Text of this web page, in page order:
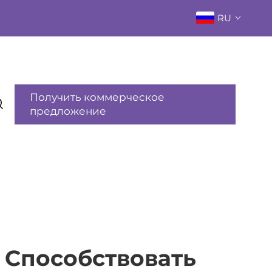
RU
Получить коммерческое
предложение